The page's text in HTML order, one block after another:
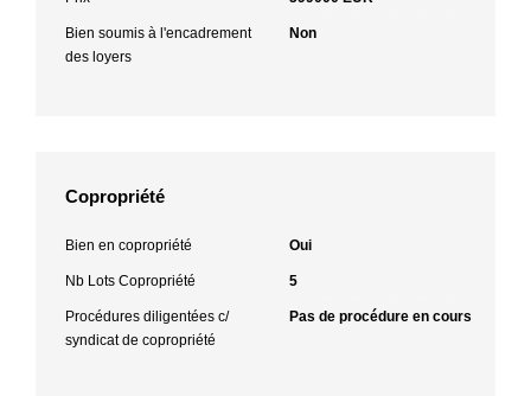
Bien soumis à l'encadrement
des loyers
Non
Copropriété
Bien en copropriété Oui
Nb Lots Copropriété 5
Procédures diligentées c/
syndicat de copropriété
Pas de procédure en cours